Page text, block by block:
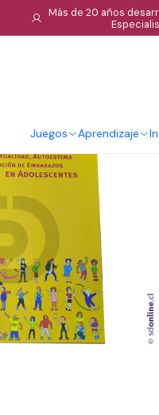
Juegos Aprendizaje
Más de 20 años